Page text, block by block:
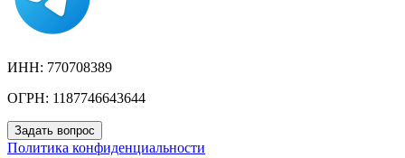
ИНН: 770708389
ОГРН: 1187746643644
Задать вопрос
Политика конфиденциальности